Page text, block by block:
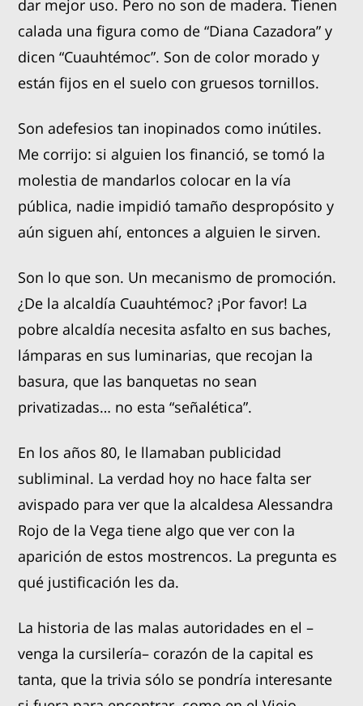
dar mejor uso. Pero no son de madera. Tienen
calada una figura como de “Diana Cazadora” y
dicen “Cuauhtémoc”. Son de color morado y
están fijos en el suelo con gruesos tornillos.
Son adefesios tan inopinados como inútiles.
Me corrijo: si alguien los financió, se tomó la
molestia de mandarlos colocar en la vía
pública, nadie impidió tamaño despropósito y
aún siguen ahí, entonces a alguien le sirven.
Son lo que son. Un mecanismo de promoción.
¿De la alcaldía Cuauhtémoc? ¡Por favor! La
pobre alcaldía necesita asfalto en sus baches,
lámparas en sus luminarias, que recojan la
basura, que las banquetas no sean
privatizadas… no esta “señalética”.
En los años 80, le llamaban publicidad
subliminal. La verdad hoy no hace falta ser
avispado para ver que la alcaldesa Alessandra
Rojo de la Vega tiene algo que ver con la
aparición de estos mostrencos. La pregunta es
qué justificación les da.
La historia de las malas autoridades en el –
venga la cursilería– corazón de la capital es
tanta, que la trivia sólo se pondría interesante